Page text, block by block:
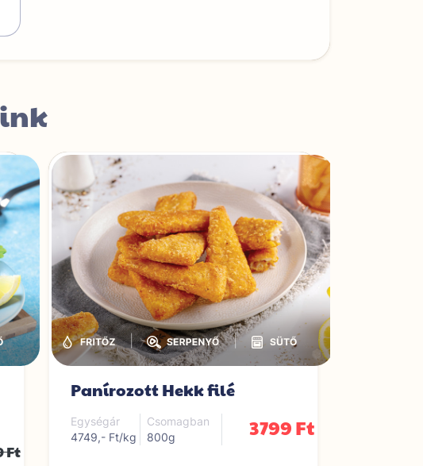
Ft
| |
Panírozott Hekk filé
Egységár
4749,- Ft/kg
Csomagban
800g
3799 Ft